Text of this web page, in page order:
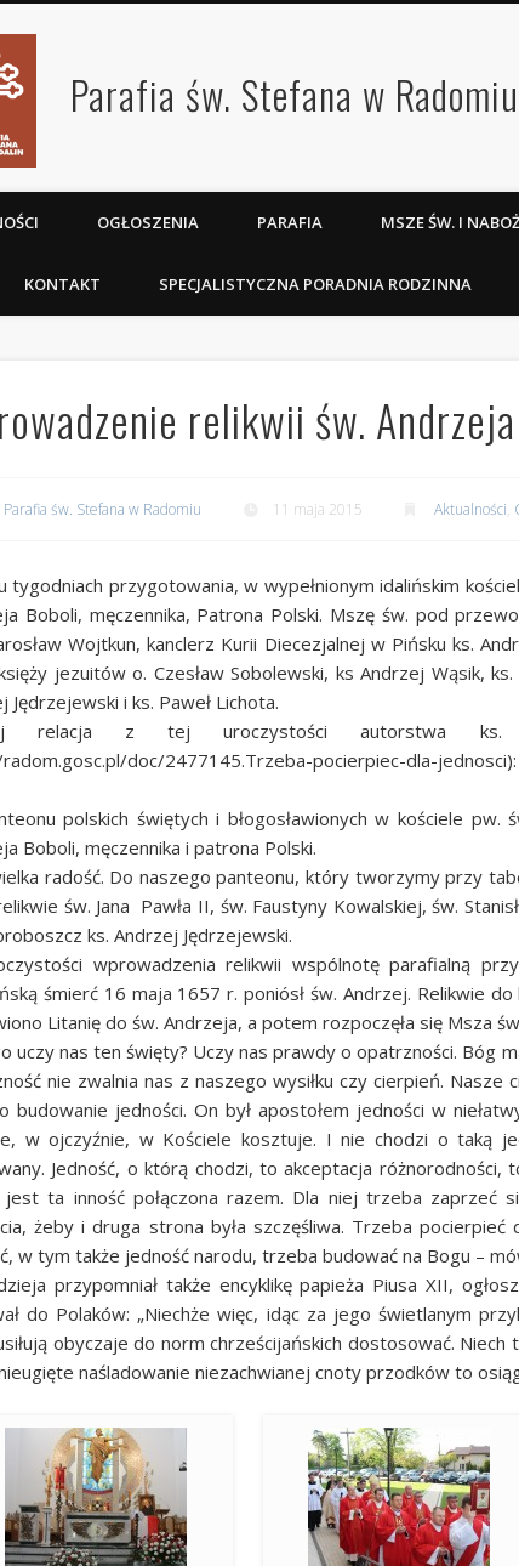
Parafia św. Stefana w Radomiu
OGŁOSZENIA PARAFIA MSZE ŚW. I
KONTAKT SPECJALISTYCZNA PORADNIA RODZINNA
relikwii św.
Parafia św. Stefana w Radomiu 11 maja 2015 Aktualności,
tygodniach przygotowania, w wypełnionym idalińskim
Boboli, męczennika, Patrona Polski. Mszę św. pod
Wojtkun, kanclerz Kurii Diecezjalnej w Pińsku ks.
jezuitów o. Czesław Sobolewski, ks Andrzej Wąsik,
Jędrzejewski i ks. Paweł Lichota.
relacja z tej uroczystości autorstwa ks.
doc/2477145.Trzeba-pocierpiec-dla-jednosci):
polskich świętych i błogosławionych w kościele
Boboli, męczennika i patrona Polski.
radość. Do naszego panteonu, który tworzymy przy
św. Jana Pawła II, św. Faustyny Kowalskiej, św.
ks. Andrzej Jędrzejewski.
wprowadzenia relikwii wspólnotę parafialną
śmierć 16 maja 1657 r. poniósł św. Andrzej. Relikwie
Litanię do św. Andrzeja, a potem rozpoczęła się Msza
uczy nas ten święty? Uczy nas prawdy o opatrzności. Bóg
nie zwalnia nas z naszego wysiłku czy cierpień.
budowanie jedności. On był apostołem jedności w
w ojczyźnie, w Kościele kosztuje. I nie chodzi o taką
Jedność, o którą chodzi, to akceptacja różnorodności,
jest ta inność połączona razem. Dla niej trzeba
żeby i druga strona była szczęśliwa. Trzeba
w tym także jedność narodu, trzeba budować na Bogu –
przypomniał także encyklikę papieża Piusa XII,
do Polaków: „Niechże więc, idąc za jego świetlanym
obyczaje do norm chrześcijańskich dostosować.
naśladowanie niezachwianej cnoty przodków to